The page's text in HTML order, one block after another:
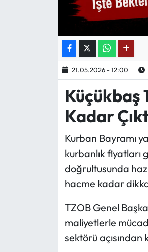
21.05.2026 - 12:00
Küçükbaş
Kadar
Kurban Bayramı
kurbanlık fiyatları
doğrultusunda
hacme kadar
TZOB Genel
maliyetlerle
sektörü açısından
Spor Yazıları
Ekonomi